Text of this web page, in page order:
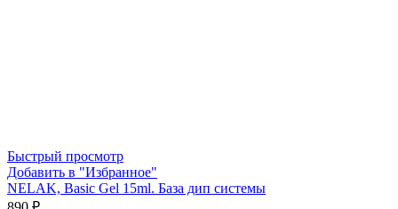
Быстрый просмотр
Добавить в "Избранное"
NELAK, Basic Gel 15ml. База дип системы